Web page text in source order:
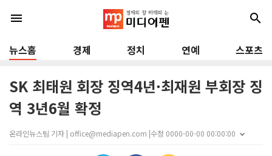
menu search
뉴스홈 경제 정치 연예 스포츠
SK 최태원 회장 징역4년·최재원 부회장 징
역 3년6월 확정
온라인뉴스팀 기자 | office@mediapen.com |수정 0000-00-00 00:00:00